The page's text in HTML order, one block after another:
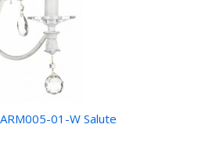
01-W Salute